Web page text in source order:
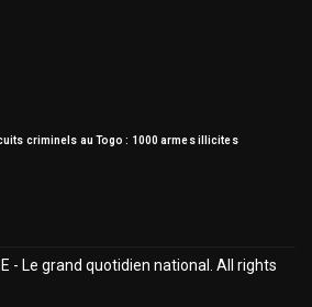
criminels au Togo : 1000 armes illicites
- Le grand quotidien national. All rights